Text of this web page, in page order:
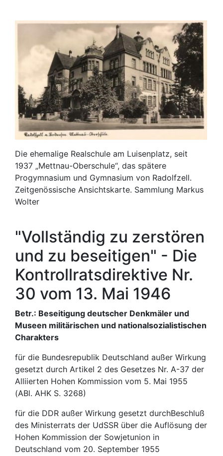
Die ehemalige Realschule am Luisenplatz, seit
1937 „Mettnau-Oberschule“, das spätere
Progymnasium und Gymnasium von Radolfzell.
Zeitgenössische Ansichtskarte. Sammlung Markus
Wolter
"Vollständig zu zerstören
und zu beseitigen" - Die
Kontrollratsdirektive Nr.
30 vom 13. Mai 1946
Betr.: Beseitigung deutscher Denkmäler und
Museen militärischen und nationalsozialistischen
Charakters
für die Bundesrepublik Deutschland außer Wirkung
gesetzt durch Artikel 2 des Gesetzes Nr. A-37 der
Alliierten Hohen Kommission vom 5. Mai 1955
(ABl. AHK S. 3268)
für die DDR außer Wirkung gesetzt durchBeschluß
des Ministerrats der UdSSR über die Auflösung der
Hohen Kommission der Sowjetunion in
Deutschland vom 20. September 1955